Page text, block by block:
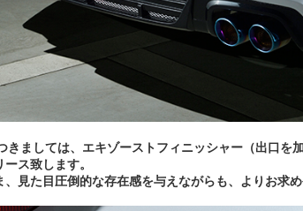
きましては、エキゾーストフィニッシャー（出口を
ス致します。
見た目圧倒的な存在感を与えながらも、よりお求め